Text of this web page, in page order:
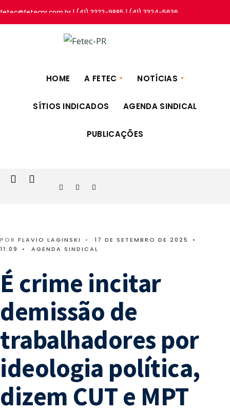
fetec@fetecpr.com.br | (41) 3322-9885 | (41) 3324-5636
HOME A FETEC NOTÍCIAS
SÍTIOS INDICADOS AGENDA SINDICAL
PUBLICAÇÕES
POR FLAVIO LAGINSKI • 17 DE SETEMBRO DE 2025
•
11:09
• AGENDA SINDICAL
É crime incitar
demissão de
trabalhadores por
ideologia política,
dizem CUT e MPT